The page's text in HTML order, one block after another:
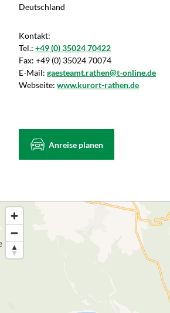
Deutschland
Kontakt:
Tel.: +49 (0) 35024 70422
Fax: +49 (0) 35024 70074
E-Mail: gaesteamt.rathen@t-online.de
Webseite: www.kurort-rathen.de
Anreise planen